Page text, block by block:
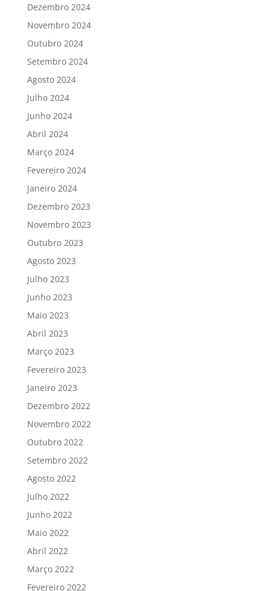
Dezembro 2024
Novembro 2024
Outubro 2024
Setembro 2024
Agosto 2024
Julho 2024
Junho 2024
Abril 2024
Março 2024
Fevereiro 2024
Janeiro 2024
Dezembro 2023
Novembro 2023
Outubro 2023
Agosto 2023
Julho 2023
Junho 2023
Maio 2023
Abril 2023
Março 2023
Fevereiro 2023
Janeiro 2023
Dezembro 2022
Novembro 2022
Outubro 2022
Setembro 2022
Agosto 2022
Julho 2022
Junho 2022
Maio 2022
Abril 2022
Março 2022
Fevereiro 2022